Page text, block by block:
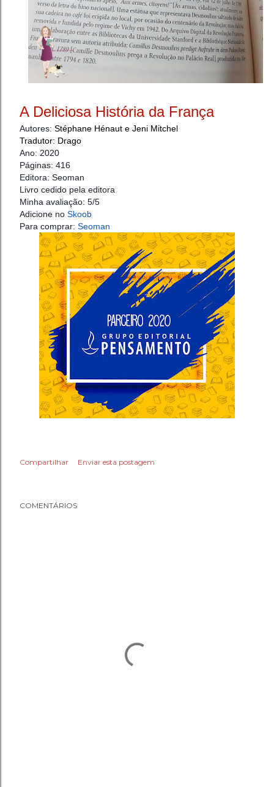
A Deliciosa História da França
Autores: Stéphane Hénaut e Jeni Mitchel
Tradutor: Drago
Ano: 2020
Páginas: 416
Editora: Seoman
Livro cedido pela editora
Minha avaliação: 5/5
Adicione no Skoob
Para comprar: Seoman
Compartilhar Enviar esta postagem
COMENTÁRIOS